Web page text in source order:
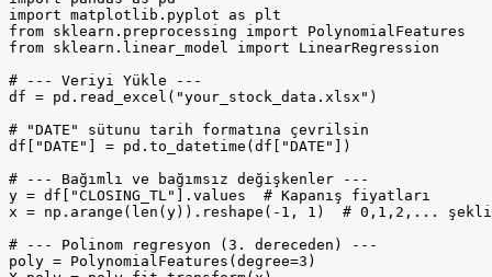
import matplotlib.pyplot as plt
from sklearn.preprocessing import PolynomialFeatures
from sklearn.linear_model import LinearRegression
# --- Veriyi Yükle ---
df = pd.read_excel("your_stock_data.xlsx")
# "DATE" sütunu tarih formatına çevrilsin
df["DATE"] = pd.to_datetime(df["DATE"])
# --- Bağımlı ve bağımsız değişkenler ---
y = df["CLOSING_TL"].values  # Kapanış fiyatları
x = np.arange(len(y)).reshape(-1, 1)  # 0,1,2,...
# --- Polinom regresyon (3. dereceden) ---
poly = PolynomialFeatures(degree=3)